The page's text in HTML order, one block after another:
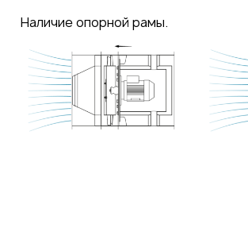
Наличие опорной рамы.